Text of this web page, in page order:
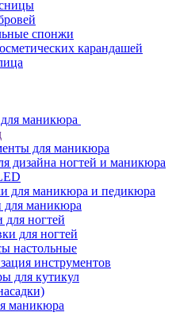
спонжи
карандашей
маникюра
для маникюра
дизайна ногтей и маникюра
для маникюра и педикюра
для маникюра
ногтей
для ногтей
настольные
инструментов
для кутикул
маникюра